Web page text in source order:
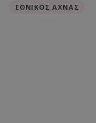
ΕΘΝΙΚΟΣ ΑΧΝΑΣ